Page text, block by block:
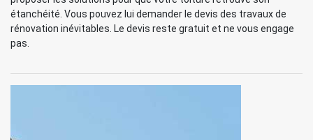
étanchéité. Vous pouvez lui demander le devis des travaux de
rénovation inévitables. Le devis reste gratuit et ne vous engage
pas.